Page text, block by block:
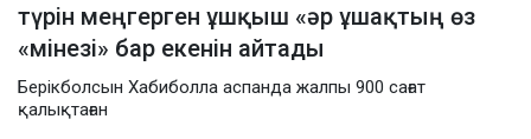
түрін меңгерген ұшқыш «әр ұшақтың өз
«мінезі» бар екенін айтады
Берікболсын Хабиболла аспанда жалпы 900 сағат
қалықтаған